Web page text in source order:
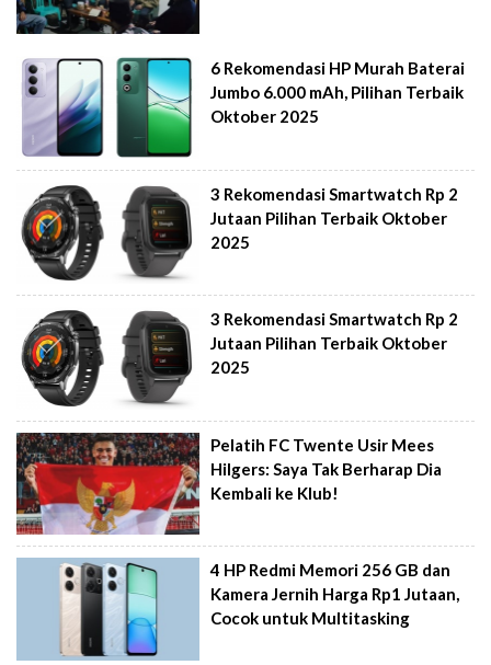
6 Rekomendasi HP Murah Baterai
Jumbo 6.000 mAh, Pilihan Terbaik
Oktober 2025
3 Rekomendasi Smartwatch Rp 2
Jutaan Pilihan Terbaik Oktober
2025
3 Rekomendasi Smartwatch Rp 2
Jutaan Pilihan Terbaik Oktober
2025
Pelatih FC Twente Usir Mees
Hilgers: Saya Tak Berharap Dia
Kembali ke Klub!
4 HP Redmi Memori 256 GB dan
Kamera Jernih Harga Rp1 Jutaan,
Cocok untuk Multitasking